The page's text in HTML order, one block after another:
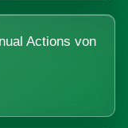
Actions von